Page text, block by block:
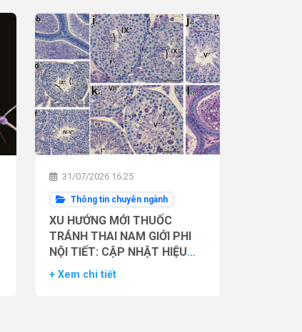
31/07/2026 16:25
Thông tin chuyên ngành
XU HƯỚNG MỚI THUỐC
TRÁNH THAI NAM GIỚI PHI
NỘI TIẾT: CẬP NHẬT HIỆU
QUẢ THỬ NGHIỆM LÂM
+ Xem chi tiết